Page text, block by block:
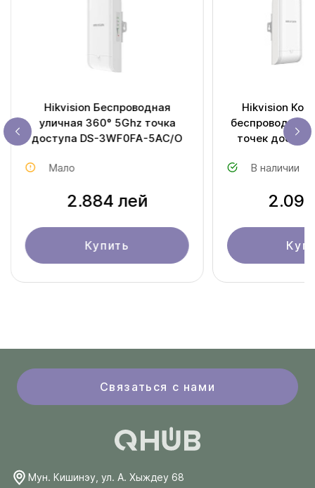
Hikvision Беспроводная
уличная 360° 5Ghz точка
доступа DS-3WF0FA-5AC/O
Мало
2.884 лей
Купить
Hikvision
беспроводных
точек
В наличии
Связаться с нами
Мун. Кишинэу, ул. А. Хыждеу 68